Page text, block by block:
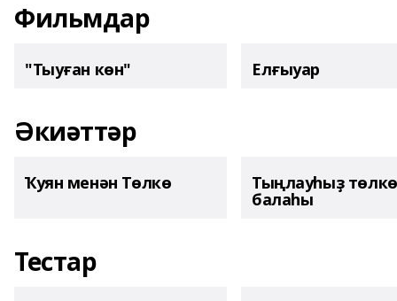
Фильмдар
"Тыуған көн" Елғыуар
Әкиәттәр
Ҡуян менән Төлкө Тыңлауһыҙ төлкө
балаһы
Тестар